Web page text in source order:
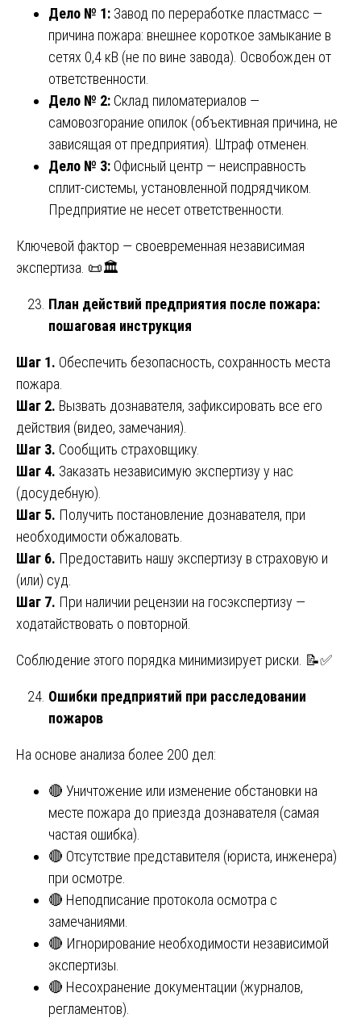
Дело № 1: Завод по переработке пластмасс —
причина пожара: внешнее короткое замыкание в
сетях 0,4 кВ (не по вине завода). Освобожден от
ответственности.
Дело № 2: Склад пиломатериалов —
самовозгорание опилок (объективная причина, не
зависящая от предприятия). Штраф отменен.
Дело № 3: Офисный центр — неисправность
сплит-системы, установленной подрядчиком.
Предприятие не несет ответственности.
Ключевой фактор — своевременная независимая
экспертиза. 📜🏛️
План действий предприятия после пожара:
пошаговая инструкция
Шаг 1. Обеспечить безопасность, сохранность места
пожара.
Шаг 2. Вызвать дознавателя, зафиксировать все его
действия (видео, замечания).
Шаг 3. Сообщить страховщику.
Шаг 4. Заказать независимую экспертизу у нас
(досудебную).
Шаг 5. Получить постановление дознавателя, при
необходимости обжаловать.
Шаг 6. Предоставить нашу экспертизу в страховую и
(или) суд.
Шаг 7. При наличии рецензии на госэкспертизу —
ходатайствовать о повторной.
Соблюдение этого порядка минимизирует риски. 📝✅
Ошибки предприятий при расследовании
пожаров
На основе анализа более 200 дел:
🔴 Уничтожение или изменение обстановки на
месте пожара до приезда дознавателя (самая
частая ошибка).
🔴 Отсутствие представителя (юриста, инженера)
при осмотре.
🔴 Неподписание протокола осмотра с
замечаниями.
🔴 Игнорирование необходимости независимой
экспертизы.
🔴 Несохранение документации (журналов,
регламентов).